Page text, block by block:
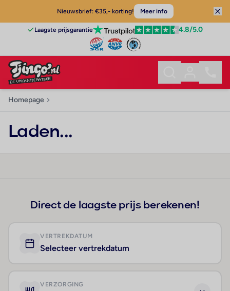
Nieuwsbrief: €35,- korting! Meer info
Laagste prijsgarantie 4.8/5.0
Homepage
Laden...
Direct de laagste prijs berekenen!
VERTREKDATUM
Selecteer vertrekdatum
VERZORGING